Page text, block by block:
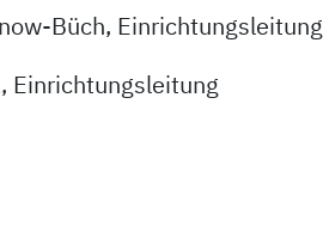
Büch, Einrichtungsleitung
Einrichtungsleitung